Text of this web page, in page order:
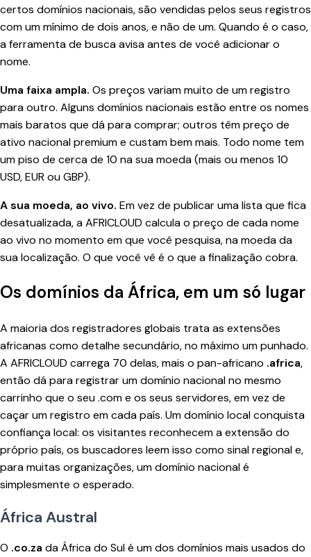
certos domínios nacionais, são vendidas pelos seus registros
com um mínimo de dois anos, e não de um. Quando é o caso,
a ferramenta de busca avisa antes de você adicionar o
nome.
Uma faixa ampla. Os preços variam muito de um registro
para outro. Alguns domínios nacionais estão entre os nomes
mais baratos que dá para comprar; outros têm preço de
ativo nacional premium e custam bem mais. Todo nome tem
um piso de cerca de 10 na sua moeda (mais ou menos 10
USD, EUR ou GBP).
A sua moeda, ao vivo. Em vez de publicar uma lista que fica
desatualizada, a AFRICLOUD calcula o preço de cada nome
ao vivo no momento em que você pesquisa, na moeda da
sua localização. O que você vê é o que a finalização cobra.
Os domínios da África, em um só lugar
A maioria dos registradores globais trata as extensões
africanas como detalhe secundário, no máximo um punhado.
A AFRICLOUD carrega 70 delas, mais o pan-africano .africa,
então dá para registrar um domínio nacional no mesmo
carrinho que o seu .com e os seus servidores, em vez de
caçar um registro em cada país. Um domínio local conquista
confiança local: os visitantes reconhecem a extensão do
próprio país, os buscadores leem isso como sinal regional e,
para muitas organizações, um domínio nacional é
simplesmente o esperado.
África Austral
O .co.za da África do Sul é um dos domínios mais usados do